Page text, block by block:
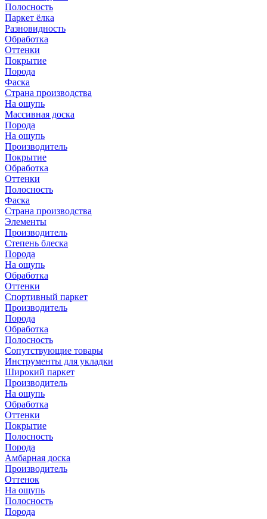
Полосность
Паркет ёлка
Разновидность
Обработка
Оттенки
Покрытие
Порода
Фаска
Страна производства
На ощупь
Массивная доска
Порода
На ощупь
Производитель
Покрытие
Обработка
Оттенки
Полосность
Фаска
Страна производства
Элементы
Производитель
Степень блеска
Порода
На ощупь
Обработка
Оттенки
Спортивный паркет
Производитель
Порода
Обработка
Полосность
Сопутствующие товары
Инструменты для укладки
Широкий паркет
Производитель
На ощупь
Обработка
Оттенки
Покрытие
Полосность
Порода
Амбарная доска
Производитель
Оттенок
На ощупь
Полосность
Порода